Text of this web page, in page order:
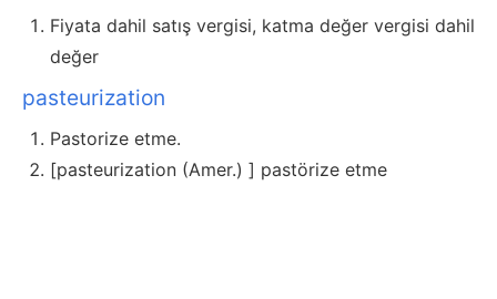
Fiyata dahil satış vergisi, katma değer vergisi dahil
değer
pasteurization
Pastorize etme.
[pasteurization (Amer.) ] pastörize etme